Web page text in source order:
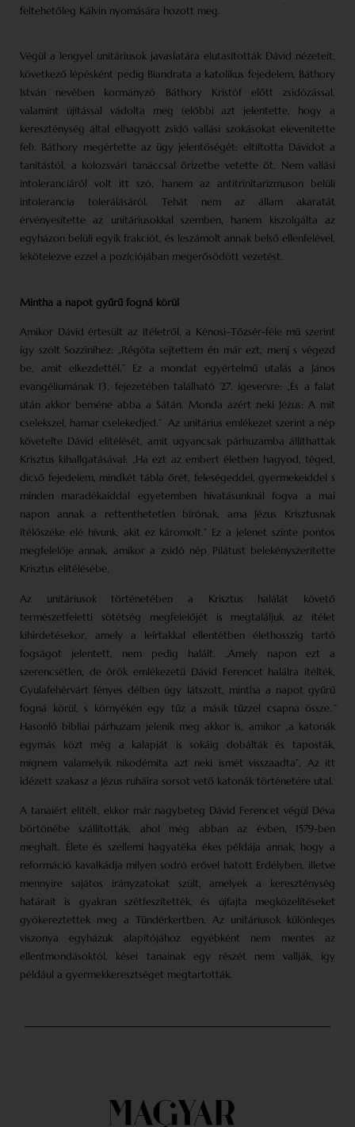
feltehetőleg Kálvin nyomására hozott meg.
Végül a lengyel unitáriusok javaslatára elutasították Dávid nézeteit,
következő lépésként pedig Biandrata a katolikus fejedelem, Báthory
István nevében kormányzó Báthory Kristóf előtt zsidózással,
valamint újítással vádolta meg (előbbi azt jelentette, hogy a
kereszténység által elhagyott zsidó vallási szokásokat elevenítette
fel). Báthory megértette az ügy jelentőségét: eltiltotta Dávidot a
tanítástól, a kolozsvári tanáccsal őrizetbe vetette őt. Nem vallási
intoleranciáról volt itt szó, hanem az antitrinitarizmuson belüli
intolerancia tolerálásáról. Tehát nem az állam akaratát
érvényesítette az unitáriusokkal szemben, hanem kiszolgálta az
egyházon belüli egyik frakciót, és leszámolt annak belső ellenfelével,
lekötelezve ezzel a pozíciójában megerősödött vezetést.
Mintha a napot gyűrű fogná körül
Amikor Dávid értesült az ítéletről, a Kénosi–Tőzsér-féle mű szerint
így szólt Sozzinihez: „Régóta sejtettem én már ezt, menj s végezd
be, amit elkezdettél.” Ez a mondat egyértelmű utalás a János
evangéliumának 13. fejezetében található 27. igeversre: „És a falat
után akkor beméne abba a Sátán. Monda azért neki Jézus: A mit
cselekszel, hamar cselekedjed.” Az unitárius emlékezet szerint a nép
követelte Dávid elítélését, amit ugyancsak párhuzamba állíthattak
Krisztus kihallgatásával: „Ha ezt az embert életben hagyod, téged,
dicső fejedelem, mindkét tábla őrét, feleségeddel, gyermekeiddel s
minden maradékaiddal egyetemben hivatásunknál fogva a mai
napon annak a rettenthetetlen bírónak, ama Jézus Krisztusnak
ítélőszéke elé hívunk, akit ez káromolt.” Ez a jelenet szinte pontos
megfelelője annak, amikor a zsidó nép Pilátust belekényszerítette
Krisztus elítélésébe.
Az unitáriusok történetében a Krisztus halálát követő
természetfeletti sötétség megfelelőjét is megtaláljuk az ítélet
kihirdetésekor, amely a leírtakkal ellentétben élethosszig tartó
fogságot jelentett, nem pedig halált. „Amely napon ezt a
szerencsétlen, de örök emlékezetű Dávid Ferencet halálra ítélték,
Gyulafehérvárt fényes délben úgy látszott, mintha a napot gyűrű
fogná körül, s környékén egy tűz a másik tűzzel csapna össze.”
Hasonló bibliai párhuzam jelenik meg akkor is, amikor „a katonák
egymás közt még a kalapját is sokáig dobálták és taposták,
mígnem valamelyik nikodémita azt neki ismét visszaadta”. Az itt
idézett szakasz a Jézus ruháira sorsot vető katonák történetére utal.
A tanaiért elítélt, ekkor már nagybeteg Dávid Ferencet végül Déva
börtönébe szállították, ahol még abban az évben, 1579-ben
meghalt. Élete és szellemi hagyatéka ékes példája annak, hogy a
reformáció kavalkádja milyen sodró erővel hatott Erdélyben, illetve
mennyire sajátos irányzatokat szült, amelyek a kereszténység
határait is gyakran szétfeszítették, és újfajta megközelítéseket
gyökereztettek meg a Tündérkertben. Az unitáriusok különleges
viszonya egyházuk alapítójához egyébként nem mentes az
ellentmondásoktól, kései tanainak egy részét nem vallják, így
például a gyermekkeresztséget megtartották.